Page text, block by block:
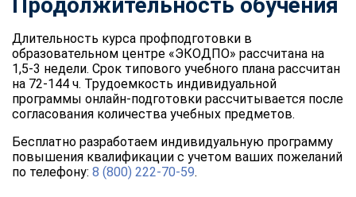
Длительность курса профподготовки в
образовательном центре «ЭКОДПО» рассчитана на
1,5-3 недели. Срок типового учебного плана рассчитан
на 72-144 ч. Трудоемкость индивидуальной
программы онлайн-подготовки рассчитывается после
согласования количества учебных предметов.
Бесплатно разработаем индивидуальную программу
повышения квалификации с учетом ваших пожеланий
по телефону: 8 (800) 222-70-59.